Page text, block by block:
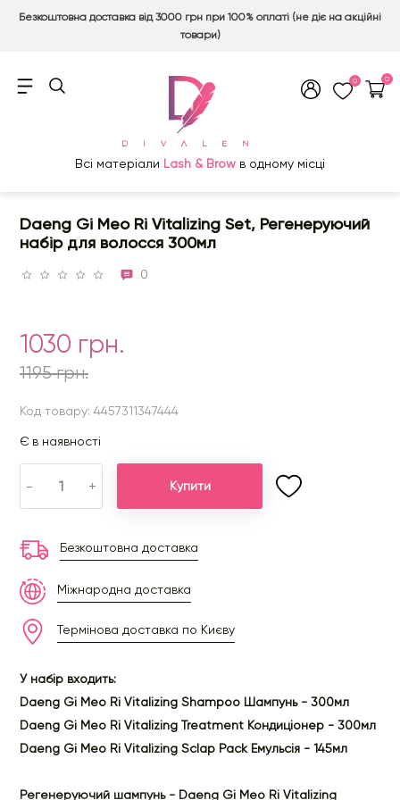
Безкоштовна доставка від 3000 грн при 100% оплаті (не діє на акційні
товари)
0 0
Всі матеріали Lash & Brow в одному місці
Daeng Gi Meo Ri Vitalizing Set, Регенеруючий
набір для волосся 300мл
0
1030 грн.
1195 грн.
Код товару: 4457311347444
Є в наявності
- + Купити
Безкоштовна доставка
Міжнародна доставка
Термінова доставка по Києву
У набір входить:
Daeng Gi Meo Ri Vitalizing Shampoo Шампунь - 300мл
Daeng Gi Meo Ri Vitalizing Treatment Кондиціонер - 300мл
Daeng Gi Meo Ri Vitalizing Sclap Pack Емульсія - 145мл
Регенеруючий шампунь - Daeng Gi Meo Ri Vitalizing